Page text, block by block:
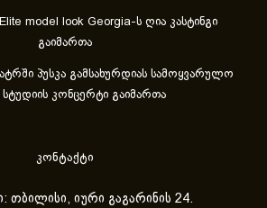
model look Georgia-ს ღია კასტინგი
გაიმართა
პუსკა გამსახურდიას სამოყვარულო
სტუდიის კონცერტი გაიმართა
კონტაქტი
თბილისი, იური გაგარინის 24.